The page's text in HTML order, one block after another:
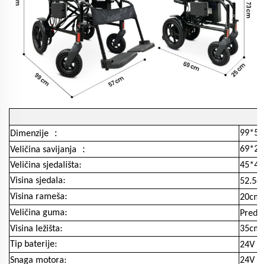
Dimenzije ：
Veličina savijanja
：
Veličina sjedališta:
Visina sjedala:
Visina rameša:
20cm
Veličina guma:
Visina ležišta:
35cm
Tip baterije:
24V
Snaga motora:
24V /